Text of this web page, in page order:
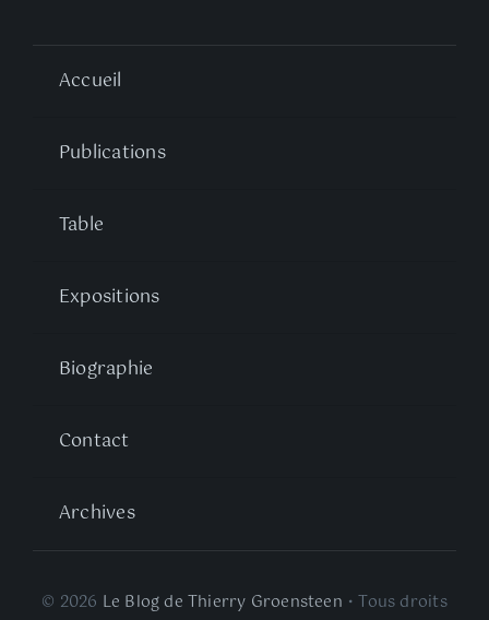
Accueil
Publications
Table
Expositions
Biographie
Contact
Archives
© 2026 Le Blog de Thierry Groensteen • Tous droits